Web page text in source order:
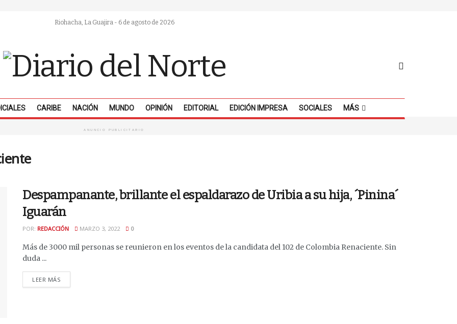
Riohacha, La Guajira - 6 de agosto de 2026
CARIBE NACIÓN MUNDO OPINIÓN EDITORIAL EDICIÓN IMPRESA SOCIALES MÁS
ANUNCIO PUBLICITARIO
Despampanante, brillante el espaldarazo de Uribia a su hija, ´Pinina´
Iguarán
POR: REDACCIÓN MARZO 3, 2022 0
Más de 3000 mil personas se reunieron en los eventos de la candidata del 102 de Colombia Renaciente. Sin
duda ...
LEER MÁS